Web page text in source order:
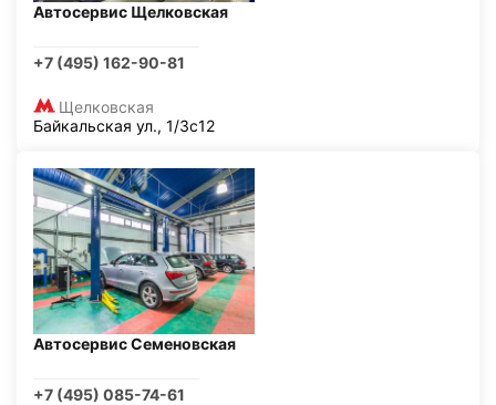
Автосервис Щелковская
+7 (495) 162-90-81
Щелковская
Байкальская ул., 1/3с12
Автосервис Семеновская
+7 (495) 085-74-61